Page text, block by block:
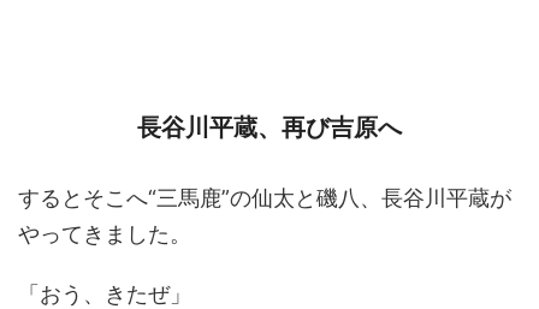
長谷川平蔵、再び吉原へ
するとそこへ“三馬鹿”の仙太と磯八、長谷川平蔵が
やってきました。
「おう、きたぜ」